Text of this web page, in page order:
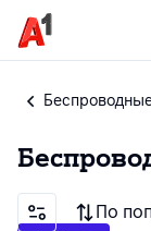
По